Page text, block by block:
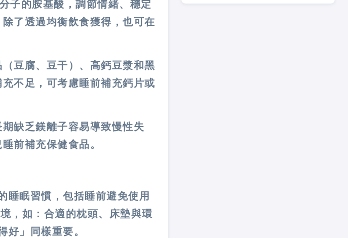
分子的胺基酸，調節情緒、穩定
了透過均衡飲食獲得，也可在
豆腐、豆干）、高鈣豆漿和黑
不足，可考慮睡前補充鈣片或
缺乏鎂離子容易導致慢性失
前補充保健食品。
睡眠習慣，包括睡前避免使用
，如：合適的枕頭、床墊與環
好」同樣重要。